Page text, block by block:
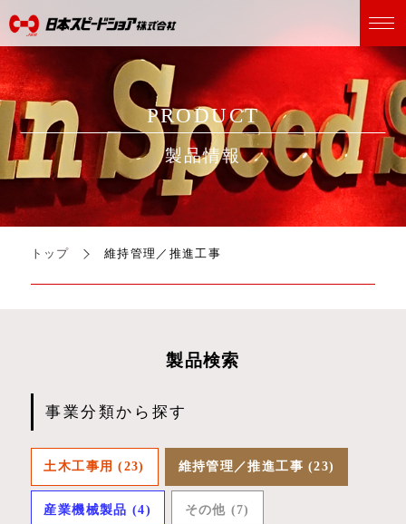
PRODUCT
製品情報
トップ 維持管理／推進工事
製品検索
事業分類から探す
土木工事用 (23) 維持管理／推進工事 (23)
産業機械製品 (4) その他 (7)